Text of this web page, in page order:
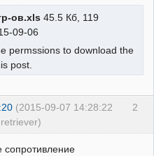
ов.xls 45.5 Кб, 119
09-06
permssions to download the
post.
2
(2015-09-07 14:28:22
сопротивление